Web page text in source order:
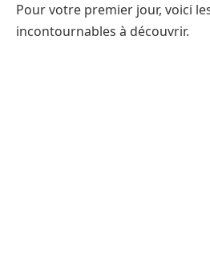
Pour votre premier jour, voici
incontournables à découvrir.